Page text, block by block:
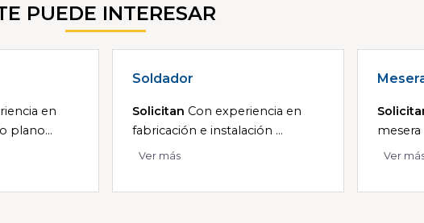
PUEDE INTERESAR
en
plano...
Soldador
Solicitan Con experiencia en
fabricación e instalación ...
Ver más
mesera
Ver